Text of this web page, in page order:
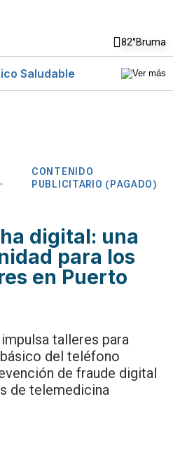
82°Bruma
Saludable
CONTENIDO
PUBLICITARIO (PAGADO)
digital: una
para los
en Puerto
talleres para
del teléfono
de fraude digital
de telemedicina